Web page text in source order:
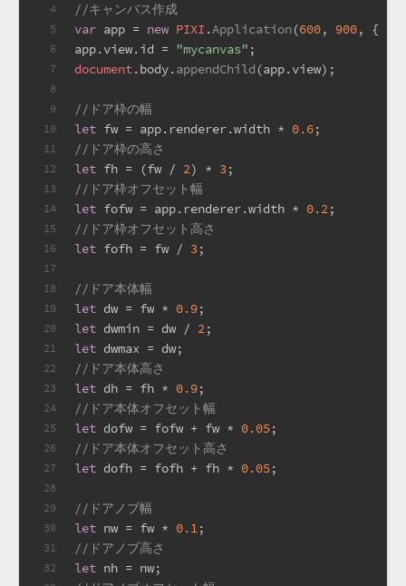
4
5
6
7
8
9
10
11
12
13
14
15
16
17
18
19
20
21
22
23
24
25
26
27
28
29
30
31
32
//キャンバス作成
var app = new PIXI .Application(600, 900, {
app.view.id = "mycanvas" ;
document.body.appendChild (app.view);
//ドア枠の幅
let fw = app. renderer.width * 0.6;
//ドア枠の高さ
let fh = (fw / 2) * 3;
//ドア枠オフセット幅
let fofw = app. renderer.width * 0.2;
//ドア枠オフセット高さ
let fofh = fw / 3;
//ドア本体幅
let dw = fw * 0.9;
let dwmin = dw / 2;
let dwmax = dw;
//ドア本体高さ
let dh = fh * 0.9;
//ドア本体オフセット幅
let dofw = fofw + fw * 0.05;
//ドア本体オフセット高さ
let dofh = fofh + fh * 0.05;
//ドアノブ幅
let nw = fw * 0.1;
//ドアノブ高さ
let nh = nw;